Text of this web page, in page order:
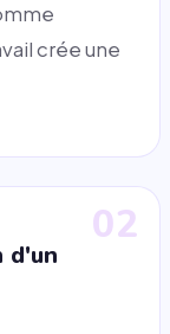
crée une
02
d'un